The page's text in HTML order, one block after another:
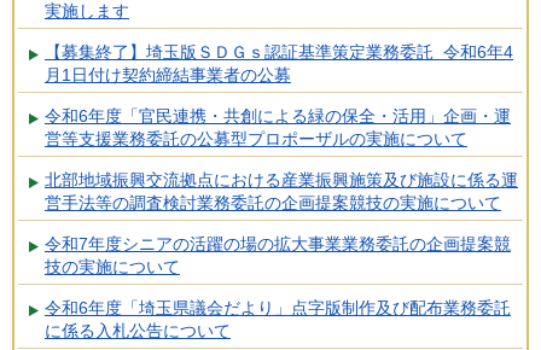
実施します
【募集終了】埼玉版ＳＤＧｓ認証基準策定業務委託 令和6年4
月1日付け契約締結事業者の公募
令和6年度「官民連携・共創による緑の保全・活用」企画・運
営等支援業務委託の公募型プロポーザルの実施について
北部地域振興交流拠点における産業振興施策及び施設に係る運
営手法等の調査検討業務委託の企画提案競技の実施について
令和7年度シニアの活躍の場の拡大事業業務委託の企画提案競
技の実施について
令和6年度「埼玉県議会だより」点字版制作及び配布業務委託
に係る入札公告について